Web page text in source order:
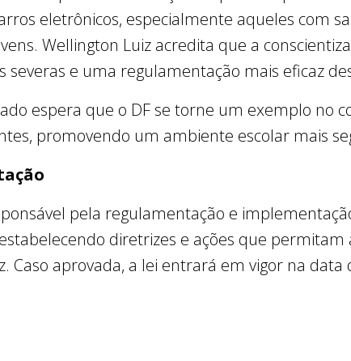
eletrônicos, especialmente aqueles com
Wellington Luiz acredita que a
severas e uma regulamentação mais eficaz
espera que o DF se torne um exemplo no
promovendo um ambiente escolar mais
pela regulamentação e
diretrizes e ações que permitam
Caso aprovada, a lei entrará em vigor na data